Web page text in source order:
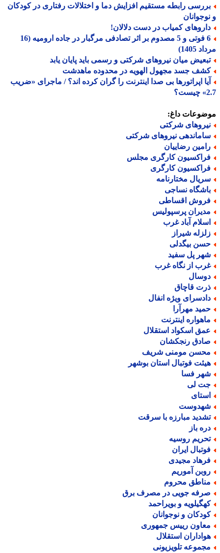
رابطه مستقیم افزایش دما و اختلالات رفتاری در کودکان
کمیاب در دست دلالان!
6 فوتی و 5 مصدوم بر اثر تصادفی مرگبار در جاده ارومیه (16
1405)
میان نیروهای شرکتی و رسمی باید پایان یابد
جسد مجهول الهویه در محدوده ماهدشت
اپراتورها بی صدا اینترنت را گران کرده اند؟ / ماجرای «ضریب
داغ:
شرکتی
نیروهای شرکتی
رضاییان
کارگری مجلس
کارگری
مختارنامه
نساجی
اقساطی
پرسپولیس
آباد غرب
شیراز
بیگدلی
پل سفید
از نگاه غرب
قاچاق
ویژه انفال
مهرآرا
اینترنت
اسکواد استقلال
رنجکشان
مومنی شریف
فوتبال استان بوشهر
فسا
لی
مبارزه با سرقت
باز
روسیه
ایران
مجیدی
آموریم
محروم
جویی در مصرف برق
و بویراحمد
و نوجوانان
رییس جمهوری
استقلال
تلویزیونی